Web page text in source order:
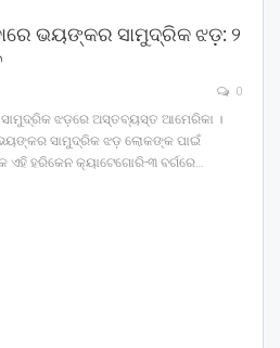
ଭୟଙ୍କର ସାମୁଦ୍ରିକ ଝଡ଼: ୨
0
ଝଡ଼ରେ ଅସ୍ତବ୍ୟସ୍ତ ଆମେରିକା ।
ସାମୁଦ୍ରିକ ଝଡ଼ ଲୋକଙ୍କ ପାଇଁ
ହରିକେନ କ୍ୟାଟେଗୋରି-୩ ବର୍ଗରେ…